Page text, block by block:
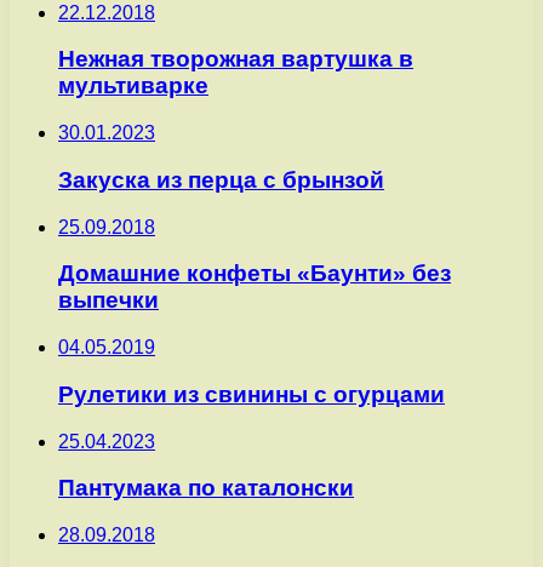
22.12.2018
Нежная творожная вартушка в
мультиварке
30.01.2023
Закуска из перца с брынзой
25.09.2018
Домашние конфеты «Баунти» без
выпечки
04.05.2019
Рулетики из свинины с огурцами
25.04.2023
Пантумака по каталонски
28.09.2018